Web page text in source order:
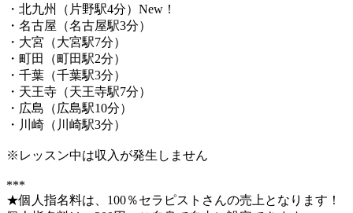
・北九州（片野駅4分）New！
・名古屋（名古屋駅3分）
・大宮（大宮駅7分）
・町田（町田駅2分）
・千葉（千葉駅3分）
・天王寺（天王寺駅7分）
・広島（広島駅10分）
・川崎（川崎駅3分）
※レッスン中は収入が発生しません
***
★個人指名料は、100％セラピストさんの売上となります！